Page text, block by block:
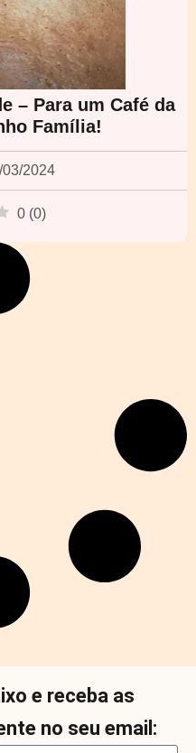
– Para um Café da
Família!
03/2024
0 (0)
e receba as
no seu email: